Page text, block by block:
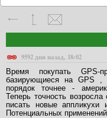
9592 дня назад, 18:02
Время покупать GPS-
базирующиеся на GPS ,
порядок точнее -
Теперь точность
писать новые аппликухи
Потенциальных применений